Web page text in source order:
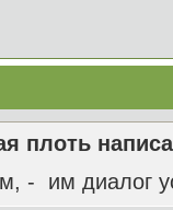
плоть
- им диалог